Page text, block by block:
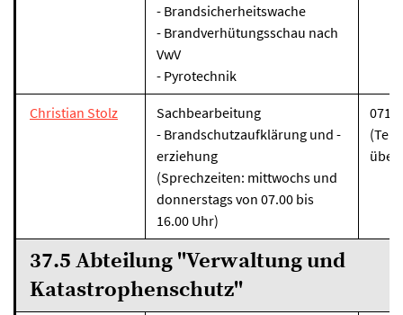
- Brandsicherheitswache
- Brandverhütungsschau nach
VwV
- Pyrotechnik
Christian Stolz
Sachbearbeitung
- Brandschutzaufklärung und -
erziehung
(Sprechzeiten: mittwochs und
donnerstags von 07.00 bis
16.00 Uhr)
37.5 Abteilung "Verwaltung und
Katastrophenschutz"